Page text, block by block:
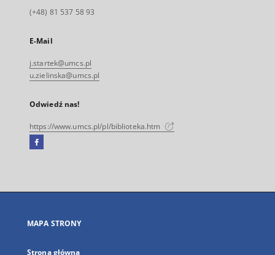
(+48) 81 537 58 93
E-Mail
j.startek@umcs.pl
u.zielinska@umcs.pl
Odwiedź nas!
https://www.umcs.pl/pl/biblioteka.htm
Facebook
się
karcie
MAPA STRONY
Strona główna